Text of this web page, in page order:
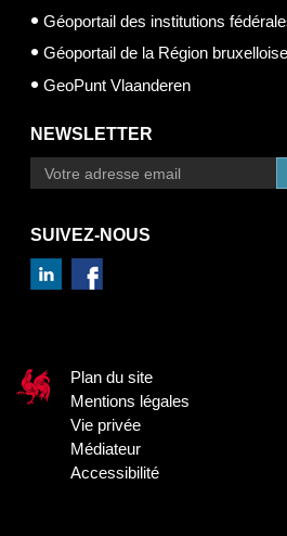
Géoportail des institutions
Géoportail de la Région bruxelloise
GeoPunt Vlaanderen
NEWSLETTER
SUIVEZ-NOUS
Plan du site
Mentions légales
Vie privée
Médiateur
Accessibilité